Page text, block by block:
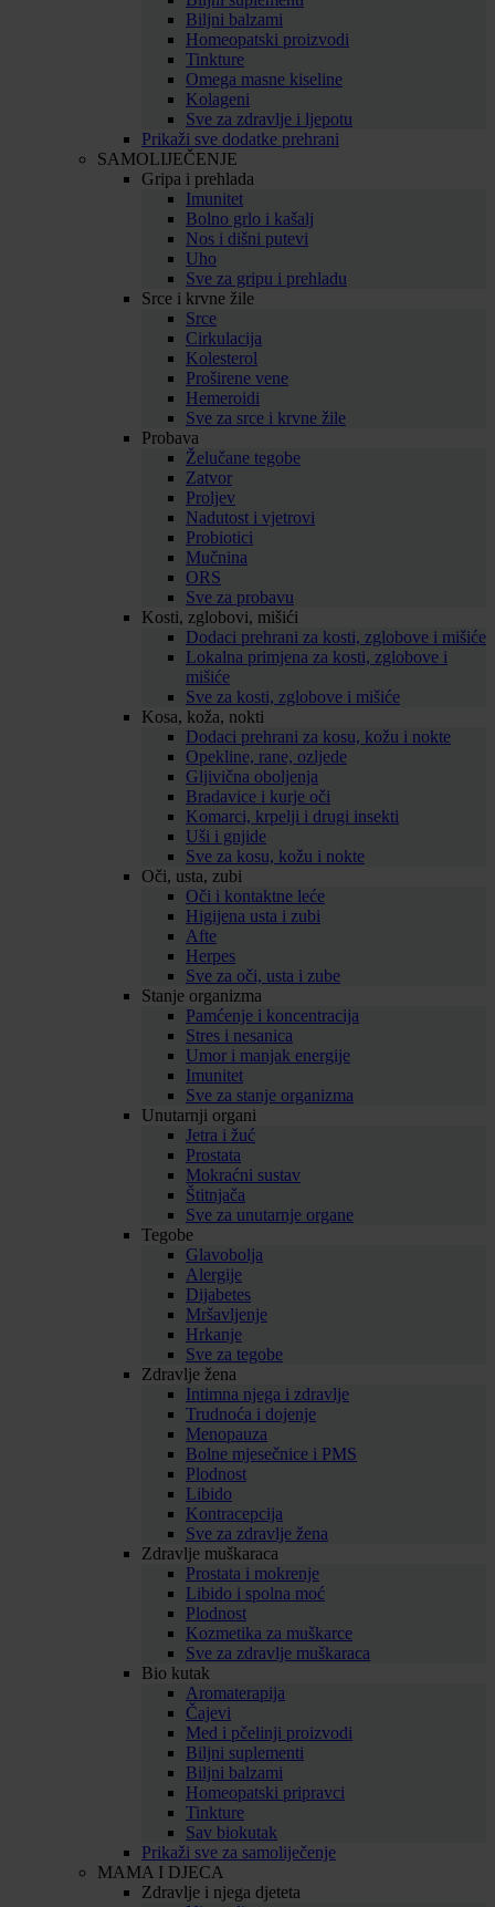
Biljni balzami
Homeopatski proizvodi
Tinkture
Omega masne kiseline
Kolageni
Sve za zdravlje i ljepotu
Prikaži sve dodatke prehrani
SAMOLIJEČENJE
Gripa i prehlada
Imunitet
Bolno grlo i kašalj
Nos i dišni putevi
Uho
Sve za gripu i prehladu
Srce i krvne žile
Srce
Cirkulacija
Kolesterol
Proširene vene
Hemeroidi
Sve za srce i krvne žile
Probava
Želučane tegobe
Zatvor
Proljev
Nadutost i vjetrovi
Probiotici
Mučnina
ORS
Sve za probavu
Kosti, zglobovi, mišići
Dodaci prehrani za kosti, zglobove i mišiće
Lokalna primjena za kosti, zglobove i
mišiće
Sve za kosti, zglobove i mišiće
Kosa, koža, nokti
Dodaci prehrani za kosu, kožu i nokte
Opekline, rane, ozljede
Gljivična oboljenja
Bradavice i kurje oči
Komarci, krpelji i drugi insekti
Uši i gnjide
Sve za kosu, kožu i nokte
Oči, usta, zubi
Oči i kontaktne leće
Higijena usta i zubi
Afte
Herpes
Sve za oči, usta i zube
Stanje organizma
Pamćenje i koncentracija
Stres i nesanica
Umor i manjak energije
Imunitet
Sve za stanje organizma
Unutarnji organi
Jetra i žuć
Prostata
Mokraćni sustav
Štitnjača
Sve za unutarnje organe
Tegobe
Glavobolja
Alergije
Dijabetes
Mršavljenje
Hrkanje
Sve za tegobe
Zdravlje žena
Intimna njega i zdravlje
Trudnoća i dojenje
Menopauza
Bolne mjesečnice i PMS
Plodnost
Libido
Kontracepcija
Sve za zdravlje žena
Zdravlje muškaraca
Prostata i mokrenje
Libido i spolna moć
Plodnost
Kozmetika za muškarce
Sve za zdravlje muškaraca
Bio kutak
Aromaterapija
Čajevi
Med i pčelinji proizvodi
Biljni suplementi
Biljni balzami
Homeopatski pripravci
Tinkture
Sav biokutak
Prikaži sve za samoliječenje
MAMA I DJECA
Zdravlje i njega djeteta